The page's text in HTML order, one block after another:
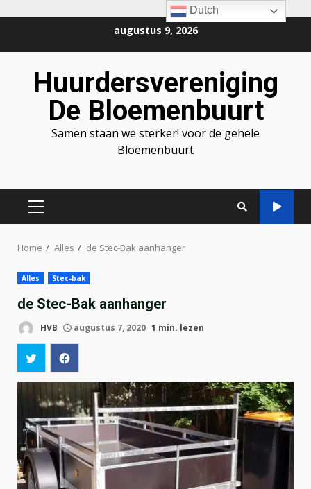
inhoud
augustus 9, 2026
Huurdersvereniging
De Bloemenbuurt
Samen staan we sterker! voor de gehele
Bloemenbuurt
PRIMAIR
Home Alles de Stec-Bak aanhanger
Alles Stec-bak
de Stec-Bak aanhanger
HVB augustus 7, 2020 1 min. lezen
Dutch